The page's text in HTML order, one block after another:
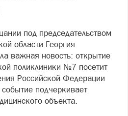
под председательством
области Георгия
важная новость: открытие
поликлиники №7 посетит
Российской Федерации
подчеркивает
объекта.